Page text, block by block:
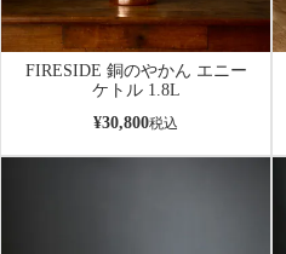
FIRESIDE 銅のやかん エニー
ケトル 1.8L
¥30,800税込